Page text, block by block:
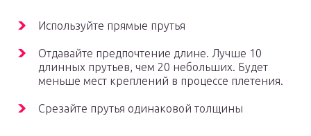
Используйте прямые прутья
Отдавайте предпочтение длине. Лучше 10
длинных прутьев, чем 20 небольших. Будет
меньше мест креплений в процессе плетения.
Срезайте прутья одинаковой толщины